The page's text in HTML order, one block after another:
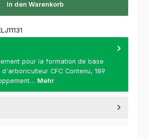
In den Warenkorb
pour la formation de base
CFC Contenu, 189
Mehr